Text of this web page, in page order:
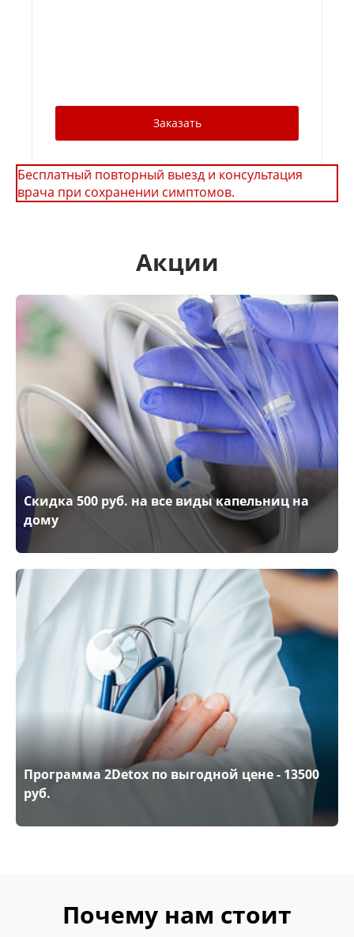
Заказать
Бесплатный повторный выезд и консультация
врача при сохранении симптомов.
Акции
Скидка 500 руб. на все виды капельниц на
дому
Программа 2Detox по выгодной цене - 13500
руб.
Почему нам стоит